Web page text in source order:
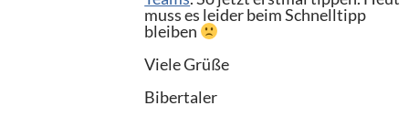
muss es leider beim Schnelltipp
bleiben
Viele Grüße
Bibertaler